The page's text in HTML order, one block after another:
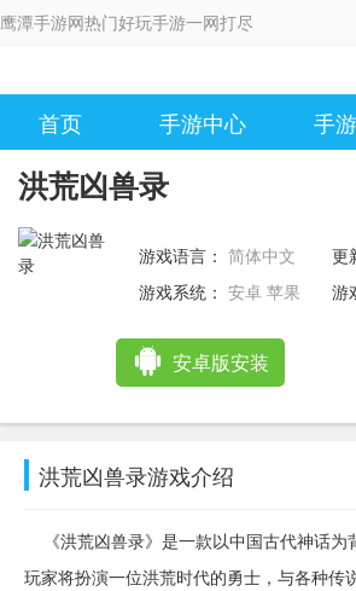
鹰潭手游网热门好玩手游一网打尽
首页 手游中心 手
洪荒凶兽录
游戏语言： 简体中文 更
游戏系统： 安卓 苹果 游
安卓版安装
洪荒凶兽录游戏介绍
《洪荒凶兽录》是一款以中国古代神话为
玩家将扮演一位洪荒时代的勇士，与各种传